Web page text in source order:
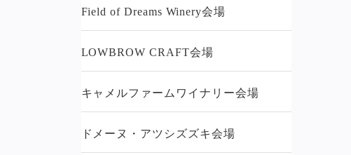
Field of Dreams Winery会場
LOWBROW CRAFT会場
キャメルファームワイナリー会場
ドメーヌ・アツシズズキ会場